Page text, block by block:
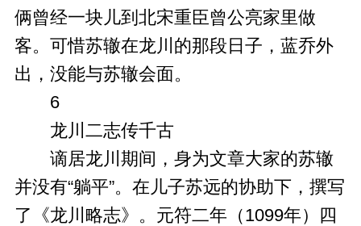
俩曾经一块儿到北宋重臣曾公亮家里做
客。可惜苏辙在龙川的那段日子，蓝乔外
出，没能与苏辙会面。
6
龙川二志传千古
谪居龙川期间，身为文章大家的苏辙
并没有“躺平”。在儿子苏远的协助下，撰写
了《龙川略志》。元符二年（1099年）四